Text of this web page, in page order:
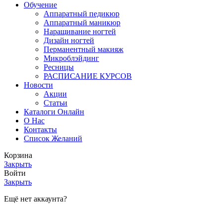
Обучение
Аппаратный педикюр
Аппаратный маникюр
Наращивание ногтей
Дизайн ногтей
Перманентный макияж
Микроблэйдинг
Ресницы
РАСПИСАНИЕ КУРСОВ
Новости
Акции
Статьи
Каталоги Онлайн
О Нас
Контакты
Список Желаний
Корзина
Закрыть
Войти
Закрыть
Ещё нет аккаунта?